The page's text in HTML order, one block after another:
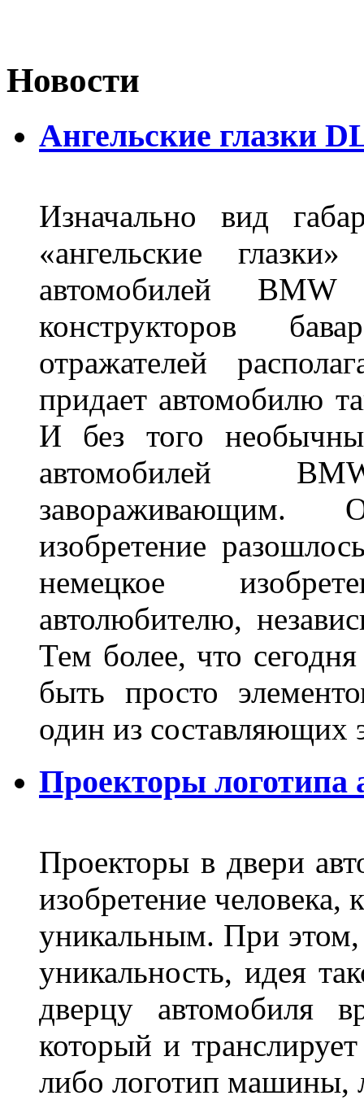
Новости
Ангельские глазки
Изначально вид
«ангельские
автомобилей
конструкторов
отражателей
придает автомобилю
И без того
автомобилей
завораживающим.
изобретение
немецкое
автолюбителю,
Тем более, что сегодня
быть просто
один из
Проекторы логотипа
Проекторы в двери
изобретение человека,
уникальным. При этом,
уникальность, идея
дверцу автомобиля
который и
либо логотип машины,